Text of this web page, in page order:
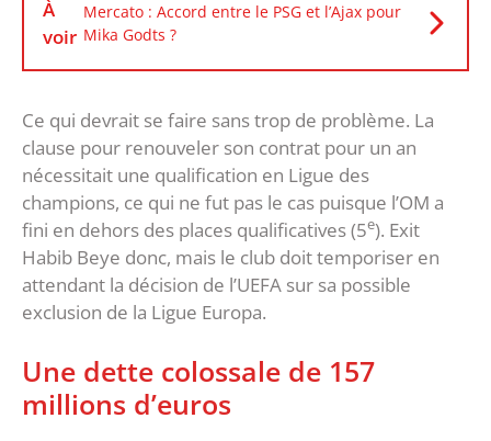
À
voir
Mercato : Accord entre le PSG et l’Ajax pour
Mika Godts ?
Ce qui devrait se faire sans trop de problème. La
clause pour renouveler son contrat pour un an
nécessitait une qualification en Ligue des
champions, ce qui ne fut pas le cas puisque l’OM a
fini en dehors des places qualificatives (5e). Exit
Habib Beye donc, mais le club doit temporiser en
attendant la décision de l’UEFA sur sa possible
exclusion de la Ligue Europa.
Une dette colossale de 157
millions d’euros